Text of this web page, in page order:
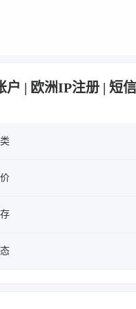
| 欧洲IP注册 | 短